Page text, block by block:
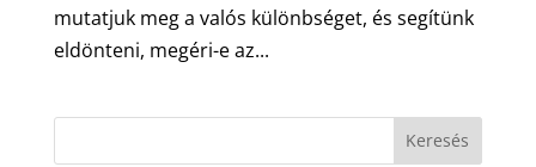
mutatjuk meg a valós különbséget, és segítünk
eldönteni, megéri-e az...
Keresés